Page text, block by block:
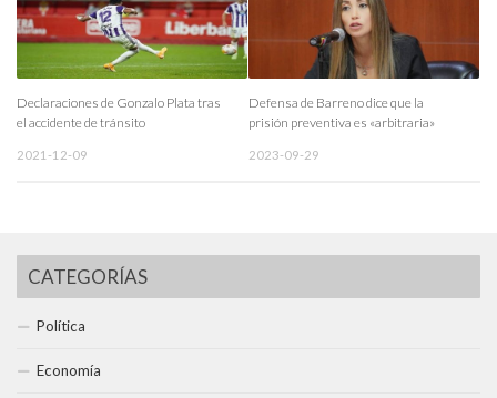
Declaraciones de Gonzalo Plata tras
el accidente de tránsito
2021-12-09
Defensa de Barreno dice que la
prisión preventiva es «arbitraria»
2023-09-29
CATEGORÍAS
Política
Economía